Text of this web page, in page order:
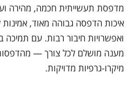
מדפסת תעשייתית חכמה, מהירה
איכות הדפסה גבוהה מאוד,
ואפשרויות חיבור רבות. עם תמיכה
מענה מושלם לכל צורך —
מיקרו-גרפיות מדויקות.